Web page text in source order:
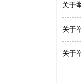
关于
关于
关于